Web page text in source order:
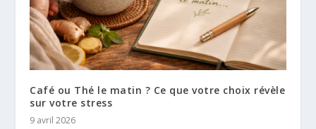
Café ou Thé le matin ? Ce que votre choix révèle
sur votre stress
9 avril 2026